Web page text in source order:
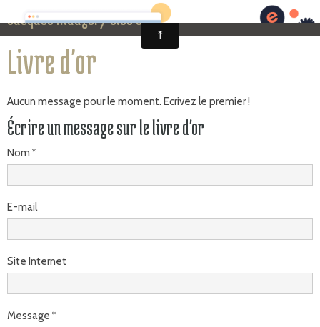
Jacques Mauger/Site officiel
Page d'accueil
News
Photos
Vidéos
Biographie
Instrument
Livre d'or
Aucun message pour le moment. Ecrivez le premier !
Écrire un message sur le livre d'or
Nom
E-mail
Site Internet
Message